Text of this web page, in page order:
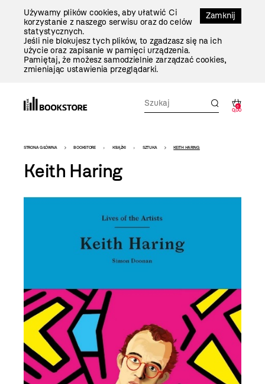
Zamknij
Używamy plików cookies, aby ułatwić Ci
korzystanie z naszego serwisu oraz do celów
statystycznych.
Jeśli nie blokujesz tych plików, to zgadzasz się na ich
użycie oraz zapisanie w pamięci urządzenia.
Pamiętaj, że możesz samodzielnie zarządzać cookies,
zmieniając ustawienia przeglądarki.
0
0,00
Bookstore
-
szablon
szczegóły
STRONA GŁÓWNA BOOKSTORE KSIĄŻKI SZTUKA KEITH HARING
Keith Haring